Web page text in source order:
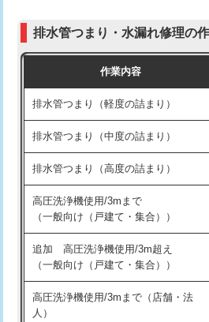
追加人工
※給水管工事は20mmまでの価格です
交換・取付（その他部品）
持込商品取付（単水栓）
持込商品取付（混合水栓）
持込商品取付（浄水器・分岐水栓）
給水管工事※（ホール加工)
給水管工事※（バンド止め)
給水管工事※（支持金具設置)
給水管工事※（保温材使用（バンド止
め込み）)
給水管工事※（土の掘削・埋め戻し作
業)
排水管つまり・水漏れ修理の
作業内容
排水管つまり（軽度の詰まり）
排水管つまり（中度の詰まり）
排水管つまり（高度の詰まり）
高圧洗浄機使用/3mまで
（一般向け（戸建て・集合））
追加 高圧洗浄機使用/3m超え
（一般向け（戸建て・集合））
高圧洗浄機使用/3mまで（店舗・法
人）